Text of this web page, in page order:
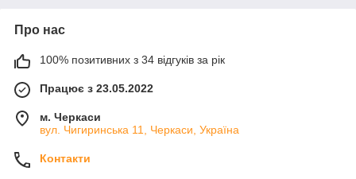
Про нас
100% позитивних з 34 відгуків за рік
Працює з 23.05.2022
м. Черкаси
вул. Чигиринська 11, Черкаси, Україна
Контакти